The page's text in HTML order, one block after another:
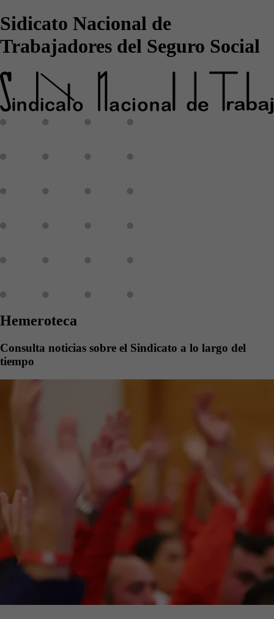
Sidicato Nacional de
Trabajadores del Seguro Social
Hemeroteca
Consulta noticias sobre el Sindicato a lo largo del
tiempo